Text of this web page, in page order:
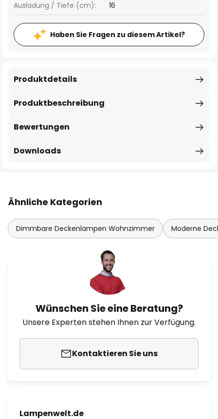
Ausladung / Tiefe (cm): 16
Haben Sie Fragen zu diesem Artikel?
Produktbeschreibung
Produktdetails
Bewertungen
Downloads
Ähnliche Kategorien
Dimmbare Deckenlampen Wohnzimmer Moderne
Wünschen Sie eine Beratung?
Unsere Experten stehen Ihnen zur Verfügung.
Kontaktieren Sie uns
Lampenwelt.de